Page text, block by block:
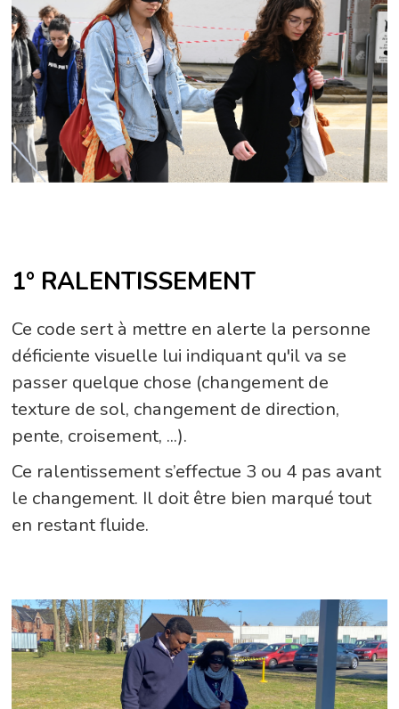
1° RALENTISSEMENT
Ce code sert à mettre en alerte la personne
déficiente visuelle lui indiquant qu'il va se
passer quelque chose (changement de
texture de sol, changement de direction,
pente, croisement, ...).
Ce ralentissement s’effectue 3 ou 4 pas avant
le changement. Il doit être bien marqué tout
en restant fluide.